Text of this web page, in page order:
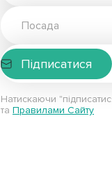
Підписатися
Натискаючи
та Правилами Сайту